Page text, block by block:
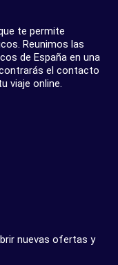
te permite
Reunimos las
de España en una
el contacto
viaje online.
nuevas ofertas y